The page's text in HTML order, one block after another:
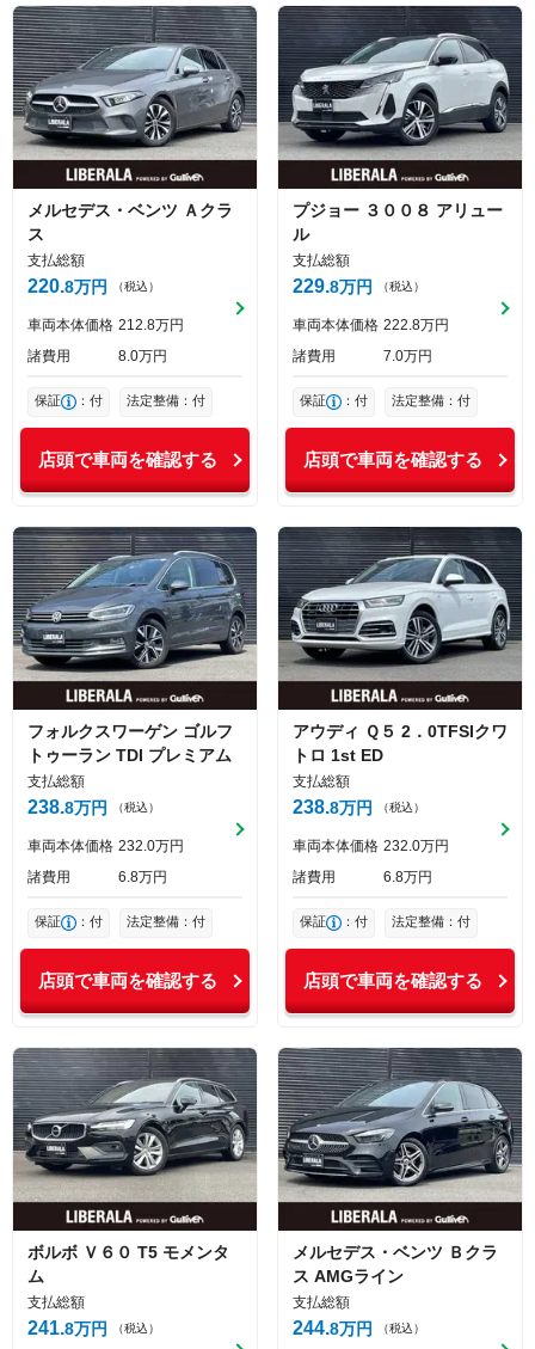
メルセデス・ベンツ Ａクラ
ス
支払総額
220 8万円 （税込）
車両本体価格 212 8万円
諸費用
8 0万円
保証 ：付 法定整備：付
店頭で車両を確認する
プジョー ３００８ アリュー
ル
支払総額
229 8万円 （税込）
車両本体価格 222 8万円
諸費用
7 0万円
保証 ：付 法定整備：付
店頭で車両を確認する
フォルクスワーゲン ゴルフ
トゥーラン TDI プレミアム
支払総額
238 8万円 （税込）
車両本体価格 232 0万円
諸費用
6 8万円
保証 ：付 法定整備：付
店頭で車両を確認する
アウディ Ｑ５ 2．0TFSIクワ
トロ 1st ED
支払総額
238 8万円 （税込）
車両本体価格 232 0万円
諸費用
6 8万円
保証 ：付 法定整備：付
店頭で車両を確認する
ボルボ Ｖ６０ T5 モメンタ
ム
支払総額
241 8万円 （税込）
メルセデス・ベンツ Ｂクラ
ス AMGライン
支払総額
244 8万円 （税込）